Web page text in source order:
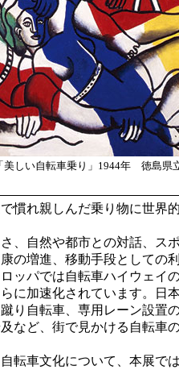
美しい自転車乗り」1944年 徳島県
慣れ親しんだ乗り物に世界
、自然や都市との対話、ス
の増進、移動手段としての
ッパでは自転車ハイウェイ
に加速化されています。日
り自転車、専用レーン設置
など、街で見かける自転車
転車文化について、本展で